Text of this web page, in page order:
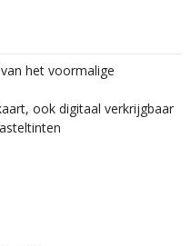
het voormalige
ook digitaal verkrijgbaar